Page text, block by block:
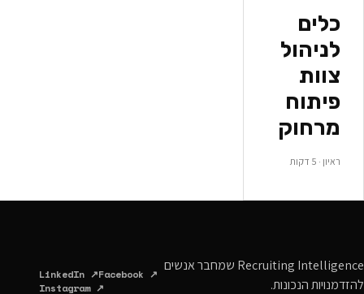
Recruiting Intelligence שמחבר אנשים
LinkedIn ↗Facebook ↗